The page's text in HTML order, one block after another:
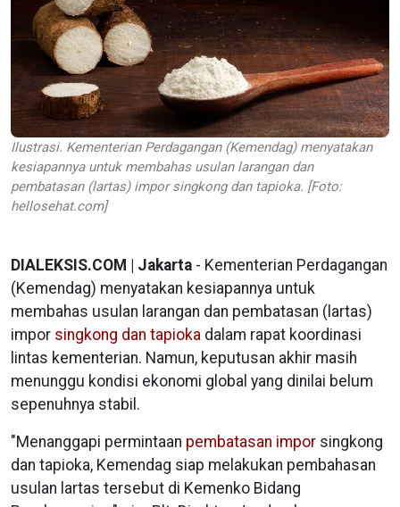
Ilustrasi. Kementerian Perdagangan (Kemendag) menyatakan
kesiapannya untuk membahas usulan larangan dan
pembatasan (lartas) impor singkong dan tapioka. [Foto:
hellosehat.com]
DIALEKSIS.COM | Jakarta - Kementerian Perdagangan
(Kemendag) menyatakan kesiapannya untuk
membahas usulan larangan dan pembatasan (lartas)
impor singkong dan tapioka dalam rapat koordinasi
lintas kementerian. Namun, keputusan akhir masih
menunggu kondisi ekonomi global yang dinilai belum
sepenuhnya stabil.
"Menanggapi permintaan pembatasan impor singkong
dan tapioka, Kemendag siap melakukan pembahasan
usulan lartas tersebut di Kemenko Bidang